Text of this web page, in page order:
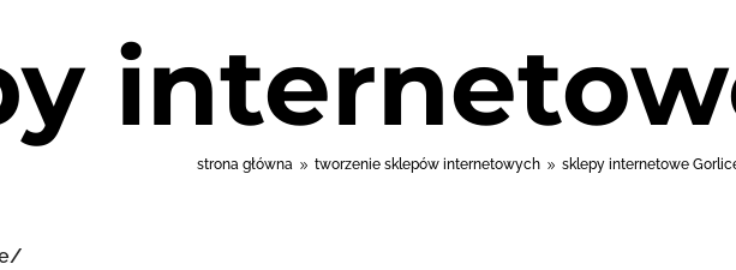
strona główna 9 tworzenie sklepów internetowych 9 sklepy internetowe